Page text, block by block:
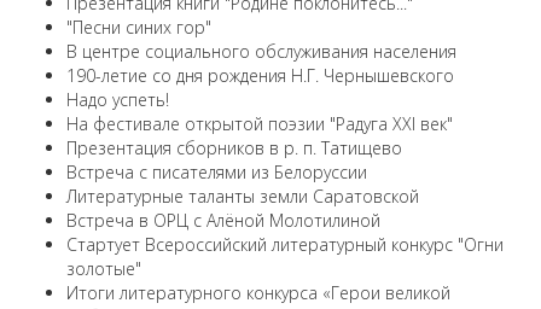
"Песни синих гор"
В центре социального обслуживания населения
190-летие со дня рождения Н.Г. Чернышевского
Надо успеть!
На фестивале открытой поэзии "Радуга XXI век"
Презентация сборников в р. п. Татищево
Встреча с писателями из Белоруссии
Литературные таланты земли Саратовской
Встреча в ОРЦ с Алёной Молотилиной
Cтартует Всероссийский литературный конкурс "Огни
золотые"
Итоги литературного конкурса «Герои великой